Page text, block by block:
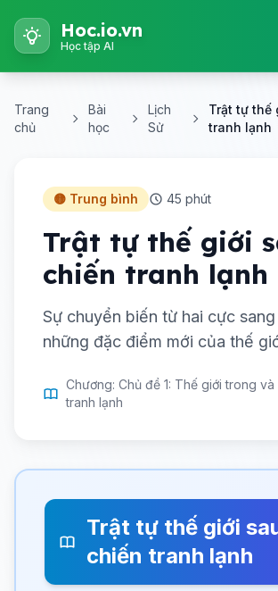
Hoc.io.vn
Học tập AI
Trang
chủ
Bài
học
Lịch
Sử
Trật tự thế
tranh lạnh
🟡 Trung bình 45 phút
Trật tự thế giới
chiến tranh lạnh
Sự chuyển biến từ hai cực
những đặc điểm mới của thế
Chương: Chủ đề 1: Thế giới trong và
tranh lạnh
Trật tự thế giới
chiến tranh lạnh